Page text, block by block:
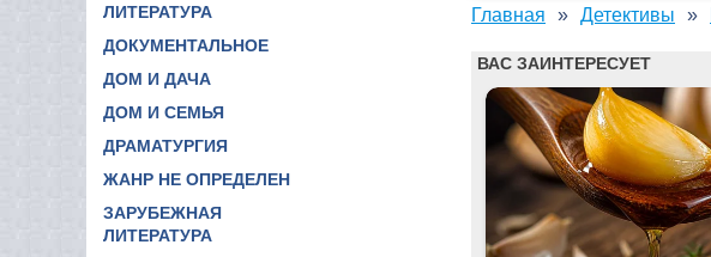
ЛИТЕРАТУРА
ДОКУМЕНТАЛЬНОЕ
ДОМ И ДАЧА
ДОМ И СЕМЬЯ
ДРАМАТУРГИЯ
ЖАНР НЕ ОПРЕДЕЛЕН
ЗАРУБЕЖНАЯ
ЛИТЕРАТУРА
Главная Детективы